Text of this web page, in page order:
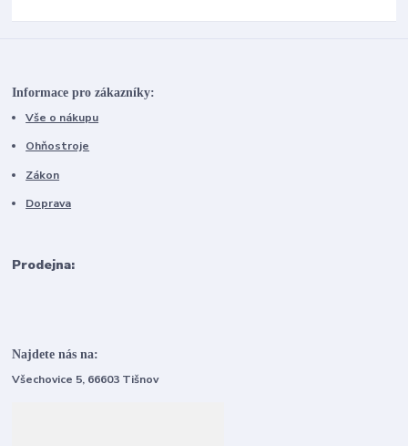
Informace pro zákazníky:
Vše o nákupu
Ohňostroje
Zákon
Doprava
Prodejna:
Najdete nás na:
Všechovice 5, 66603 Tišnov